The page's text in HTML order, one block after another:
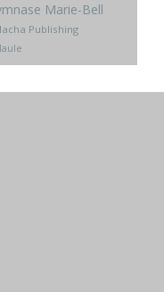
Marie-Bell
Publishing